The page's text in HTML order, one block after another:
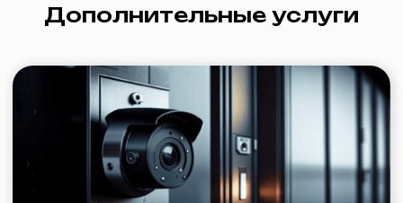
+7 (34542) 2-80‒70
Документация
О нас
Сопутствующие товары
Вакансии
Видеонаблюдение
inbox@mircomtel.ru